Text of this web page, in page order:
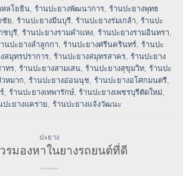
หลโยธิน, ร้านปะยางพัฒนาการ, ร้านปะยางพุทธ
ชัย, ร้านปะยางมีนบุรี, ร้านปะยางร่มเกล้า, ร้านปะ
ชบุรี, ร้านปะยางรามคำแหง, ร้านปะยางรามอินทรา,
นปะยางลำลูกกา, ร้านปะยางศรีนครินทร์, ร้านปะ
สมุทรปราการ, ร้านปะยางสมุทรสาคร, ร้านปะยาง
ทร, ร้านปะยางสามเสน, ร้านปะยางสุขุมวิท, ร้านปะ
หมาก, ร้านปะยางอ่อนนุช, ร้านปะยางอโศกมนตรี,
, ร้านปะยางเทพารักษ์, ร้านปะยางเพชรบุรีตัดใหม่,
ปะยางแคราย, ร้านปะยางแจ้งวัฒนะ
ปะยาง
รมองหาในยางรถยนต์ที่ดี